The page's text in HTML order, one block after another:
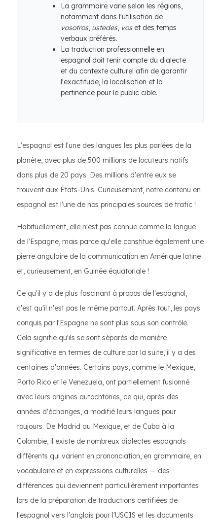
La grammaire varie selon les régions,
notamment dans l'utilisation de
vosotros, ustedes, voset des temps
verbaux préférés.
La traduction professionnelle en
espagnol doit tenir compte du dialecte
et du contexte culturel afin de garantir
l'exactitude, la localisation et la
pertinence pour le public cible.
L'espagnol est l'une des langues les plus parlées de la
planète, avec plus de 500 millions de locuteurs natifs
dans plus de 20 pays. Des millions d'entre eux se
trouvent aux États-Unis. Curieusement, notre contenu en
espagnol est l'une de nos principales sources de trafic !
Habituellement, elle n'est pas connue comme la langue
de l'Espagne, mais parce qu'elle constitue également une
pierre angulaire de la communication en Amérique latine
et, curieusement, en Guinée équatoriale !
Ce qu'il y a de plus fascinant à propos de l'espagnol,
c'est qu'il n'est pas le même partout. Après tout, les pays
conquis par l'Espagne ne sont plus sous son contrôle.
Cela signifie qu'ils se sont séparés de manière
significative en termes de culture par la suite, il y a des
centaines d'années. Certains pays, comme le Mexique,
Porto Rico et le Venezuela, ont partiellement fusionné
avec leurs origines autochtones, ce qui, après des
années d'échanges, a modifié leurs langues pour
toujours. De Madrid au Mexique, et de Cuba à la
Colombie, il existe de nombreux dialectes espagnols
différents qui varient en prononciation, en grammaire, en
vocabulaire et en expressions culturelles — des
différences qui deviennent particulièrement importantes
lors de la préparation de traductions certifiées de
l'espagnol vers l'anglais pour l'USCIS et les documents